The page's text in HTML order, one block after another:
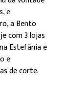
e
a Bento
com 3 lojas
Estefânia e
e
de corte.